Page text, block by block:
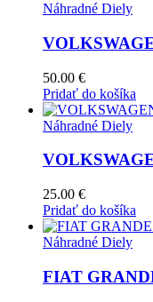
Náhradné Diely
50.00 €
Pridať do košíka
Náhradné Diely
25.00 €
Pridať do košíka
Náhradné Diely
FIAT